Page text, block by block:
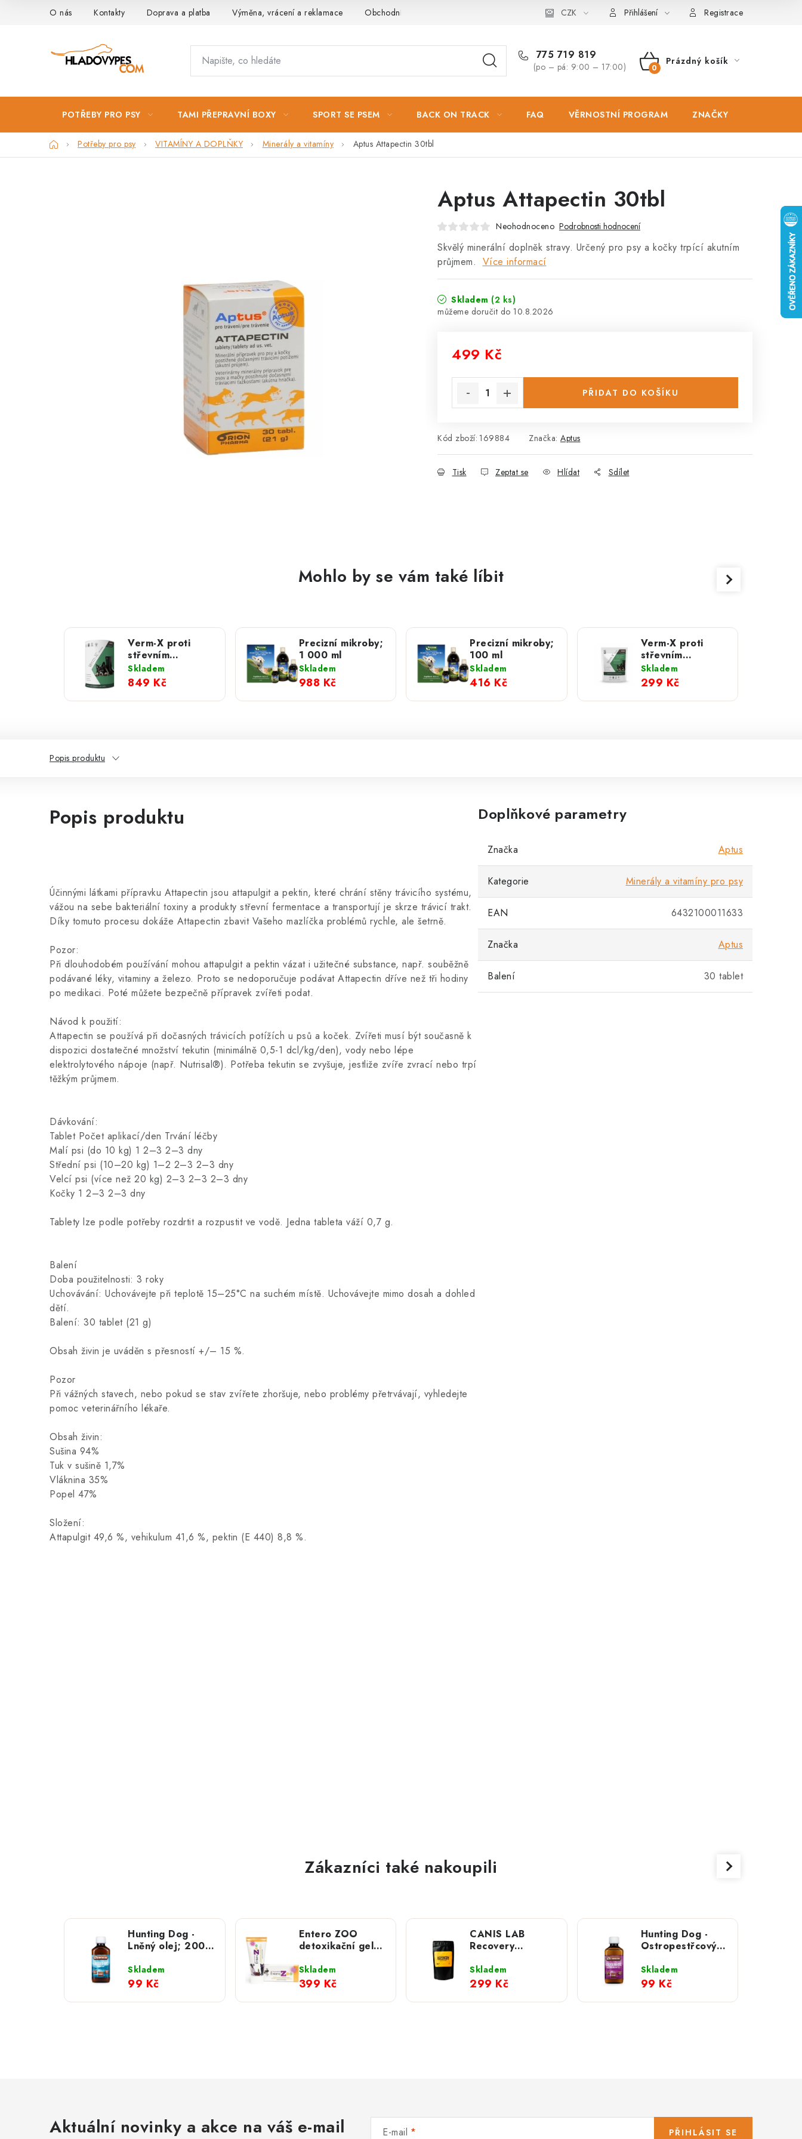
O nás Kontakty Doprava a platba Výměna, vrácení a reklamace Obchodní podmínky Podmínky ochrany osobních údajů Zásady použivání souboru cookies
CZK Přihlášení Registrace
775 719 819
(po – pá: 9:00 – 17:00)
NÁKUPNÍ
Prázdný košík
POTŘEBY PRO PSY TAMI PŘEPRAVNÍ BOXY SPORT SE PSEM BACK ON TRACK FAQ VĚRNOSTNÍ PROGRAM ZNAČKY
DomůPotřeby pro psy VITAMÍNY A DOPLŇKY Minerály a vitamíny Aptus Attapectin 30tbl
Aptus Attapectin 30tbl
Neohodnoceno Podrobnosti hodnocení
Skvělý minerální doplněk stravy. Určený pro psy a kočky trpící akutním
průjmem. Více informací
Skladem (2 ks)
10.8.2026
499 Kč
PŘIDAT DO KOŠÍKU
Kód zboží: 169884 Značka: Aptus
Tisk Zeptat se Hlídat Sdílet
Mohlo by se vám také líbit
Verm-X proti
střevním
parazitům pro
psy; 325 g
Skladem
849 Kč
Precizní mikroby;
1 000 ml
Skladem
988 Kč
Precizní mikroby;
100 ml
Skladem
416 Kč
Verm-X proti
střevním
parazitům pro
psy; 100 g
Skladem
299 Kč
Popis produktu
Popis produktu
Účinnými látkami přípravku Attapectin jsou attapulgit a pektin, které chrání stěny trávicího systému,
vážou na sebe bakteriální toxiny a produkty střevní fermentace a transportují je skrze trávicí trakt.
Díky tomuto procesu dokáže Attapectin zbavit Vašeho mazlíčka problémů rychle, ale šetrně.
Pozor:
Při dlouhodobém používání mohou attapulgit a pektin vázat i užitečné substance, např. souběžně
podávané léky, vitaminy a železo. Proto se nedoporučuje podávat Attapectin dříve než tři hodiny
po medikaci. Poté můžete bezpečně přípravek zvířeti podat.
Návod k použití:
Attapectin se používá při dočasných trávicích potížích u psů a koček. Zvířeti musí být současně k
dispozici dostatečné množství tekutin (minimálně 0,5-1 dcl/kg/den), vody nebo lépe
elektrolytového nápoje (např. Nutrisal®). Potřeba tekutin se zvyšuje, jestliže zvíře zvrací nebo trpí
těžkým průjmem.
Dávkování:
Tablet Počet aplikací/den Trvání léčby
Malí psi (do 10 kg) 1 2–3 2–3 dny
Střední psi (10–20 kg) 1–2 2–3 2–3 dny
Velcí psi (více než 20 kg) 2–3 2–3 2–3 dny
Kočky 1 2–3 2–3 dny
Tablety lze podle potřeby rozdrtit a rozpustit ve vodě. Jedna tableta váží 0,7 g.
Balení
Doba použitelnosti: 3 roky
Uchovávání: Uchovávejte při teplotě 15–25°C na suchém místě. Uchovávejte mimo dosah a dohled
dětí.
Balení: 30 tablet (21 g)
Obsah živin je uváděn s přesností +/– 15 %.
Pozor
Při vážných stavech, nebo pokud se stav zvířete zhoršuje, nebo problémy přetrvávají, vyhledejte
pomoc veterinářního lékaře.
Obsah živin:
Sušina 94%
Tuk v sušině 1,7%
Vláknina 35%
Popel 47%
Složení:
Attapulgit 49,6 %, vehikulum 41,6 %, pektin (E 440) 8,8 %.
Doplňkové parametry
Značka Aptus
Kategorie Minerály a vitamíny pro psy
EAN 6432100011633
Značka Aptus
Balení 30 tablet
Zákazníci také nakoupili
Hunting Dog -
Lněný olej; 200
Skladem
99 Kč
Entero ZOO
detoxikační gel;
Skladem
399 Kč
CANIS LAB
Recovery
pro regeneraci
psů
Skladem
299 Kč
Hunting Dog -
Ostropestřcový
Skladem
99 Kč
Aktuální novinky a akce na váš e-mail E-mail PŘIHLÁSIT SE